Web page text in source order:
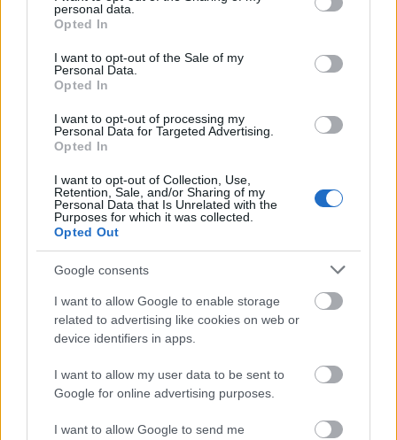
grant or deny consent to Google and its third-party tags to
use your data for below specified purposes in below Google
consent section.
personal data.
Opted In
I want to opt-out of the Sale of my
Personal Data.
Opted In
I want to opt-out of processing my
Personal Data for Targeted Advertising.
Opted In
I want to opt-out of Collection, Use,
Retention, Sale, and/or Sharing of my
Personal Data that Is Unrelated with the
Purposes for which it was collected.
Opted Out
Google consents
I want to allow Google to enable storage
related to advertising like cookies on web or
device identifiers in apps.
I want to allow my user data to be sent to
Google for online advertising purposes.
I want to allow Google to send me
önképzés: lediplomáztam, elvégeztem egy online
asszisztensi, egy grafikus-, valamint egy
coachingképzést is. A jövőben sokaknak
szeretnék segíteni előre megtervezni egy ilyen
volumenűköltözést.
Mi a legnehezebb a költözésben?
A csomagolás. Tudtuk, hogy huszonhárom
doboz fér el az autónkban.
Egy felépített életet
szelektálni rendkívül nehéz.Muszáj átgondolni,
mit visz magával az ember a következő
életszakaszába. Szerintem, aki nem akar
szelektálni és változtatni, az végül visszafordul.